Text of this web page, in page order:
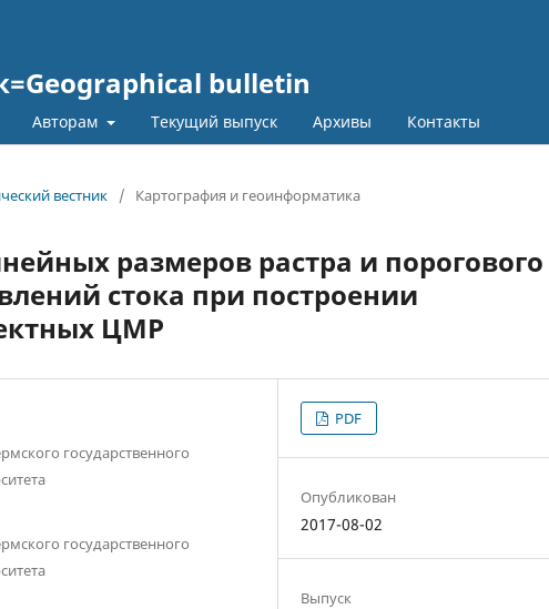
bulletin
Авторам Текущий выпуск Архивы Контакты
вестник / Картография и геоинформатика
размеров растра и порогового
стока при построении
ЦМР
государственного
государственного
PDF
Опубликован
2017-08-02
Выпуск